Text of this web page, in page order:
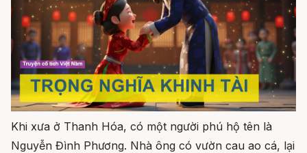
Khi xưa ở Thanh Hóa, có một người phú hộ tên là
Nguyễn Đình Phương. Nhà ông có vườn cau ao cá, lại